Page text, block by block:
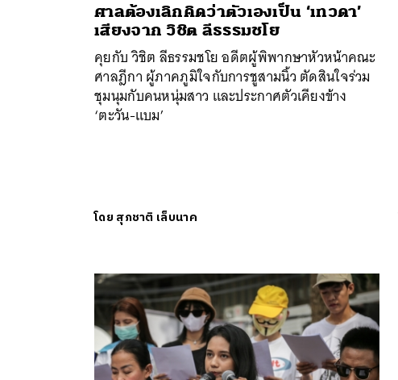
ศาลต้องเลิกคิดว่าตัวเองเป็น ‘เทวดา’
เสียงจาก วิชิต ลีธรรมชโย
คุยกับ วิชิต ลีธรรมชโย อดีตผู้พิพากษาหัวหน้าคณะ
ศาลฎีกา ผู้ภาคภูมิใจกับการชูสามนิ้ว ตัดสินใจร่วม
ชุมนุมกับคนหนุ่มสาว และประกาศตัวเคียงข้าง
‘ตะวัน-แบม’
โดย สุภชาติ เล็บนาค
ค้นหา